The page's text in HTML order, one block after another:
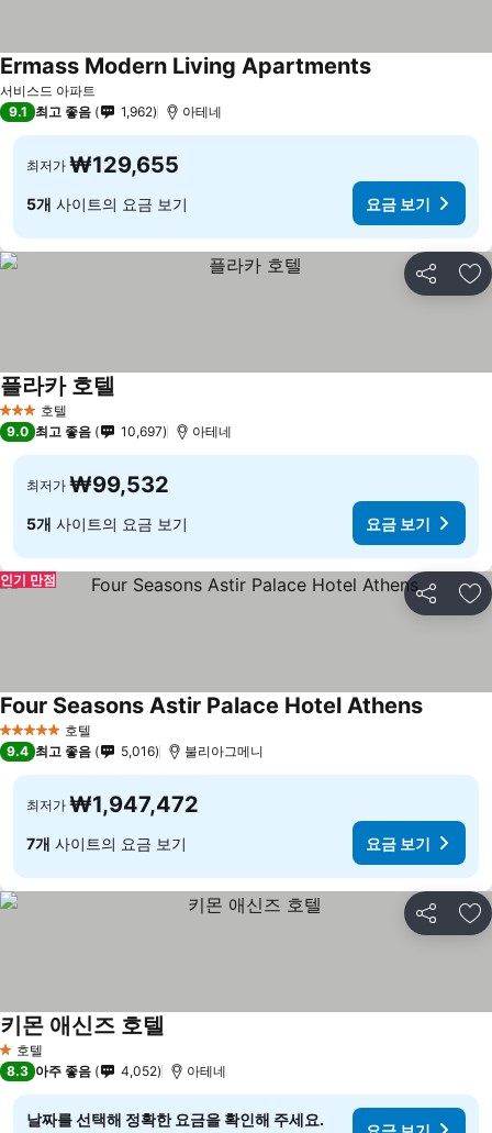
서비스드 아파트
Ermass Modern Living Apartments
9.1 최고 좋음 1,962 아테네
최저가 ₩129,655
5개 사이트의 요금 보기 요금 보기
공유 즐
3 성급 호텔
플라카 호텔
9.0 최고 좋음 10,697 아테네
최저가 ₩99,532
5개 사이트의 요금 보기 요금 보기
공유 즐
인기 만점
5 성급 호텔
Four Seasons Astir Palace Hotel Athens
9.4 최고 좋음 5,016 불리아그메니
최저가 ₩1,947,472
7개 사이트의 요금 보기 요금 보기
공유 즐
1 성급
호텔
키몬 애신즈 호텔
8.3 아주 좋음 4,052 아테네
날짜를 선택해 정확한 요금을 확인해 주세요.